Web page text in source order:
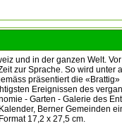
und in der ganzen Welt.
zur Sprache. So wird unter
präsentiert die
Ereignissen des
- Garten - Galerie des
Berner Gemeinden
17,2 x 27,5 cm.